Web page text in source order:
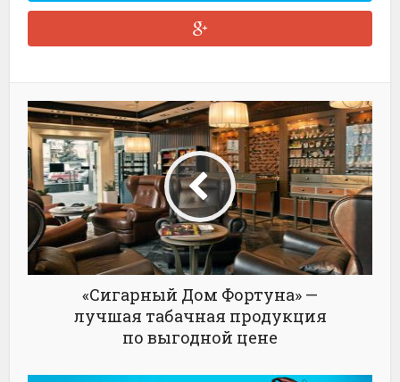
«Сигарный Дом Фортуна» —
лучшая табачная продукция
по выгодной цене